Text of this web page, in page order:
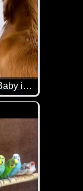
Wildes Eichhörnchen stellt ihr Baby ihrem Lieblingshund vor